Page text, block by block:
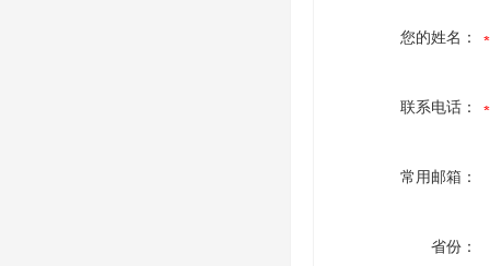
您的姓名：
联系电话：
常用邮箱：
省份：